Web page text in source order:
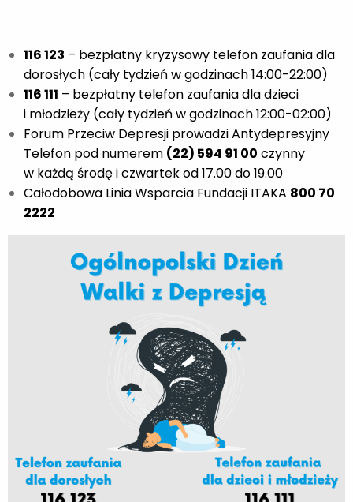
116 123 – bezpłatny kryzysowy telefon zaufania dla
dorosłych (cały tydzień w godzinach 14:00-22:00)
116 111 – bezpłatny telefon zaufania dla dzieci
i młodzieży (cały tydzień w godzinach 12:00-02:00)
Forum Przeciw Depresji prowadzi Antydepresyjny
Telefon pod numerem (22) 594 91 00 czynny
w każdą środę i czwartek od 17.00 do 19.00
Całodobowa Linia Wsparcia Fundacji ITAKA 800 70
2222